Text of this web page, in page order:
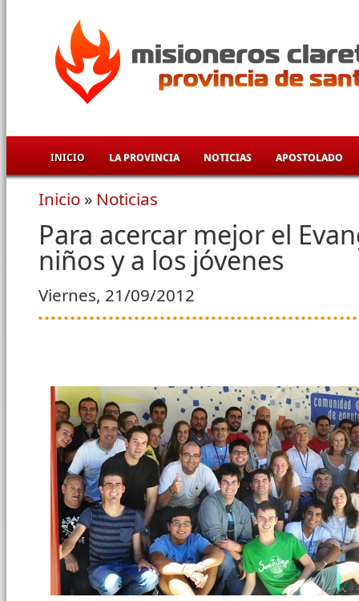
INICIO LA PROVINCIA NOTICIAS APOSTOLADO
Se encuentra usted aquí
Inicio » Noticias
Para acercar mejor el
niños y a los jóvenes
Viernes, 21/09/2012